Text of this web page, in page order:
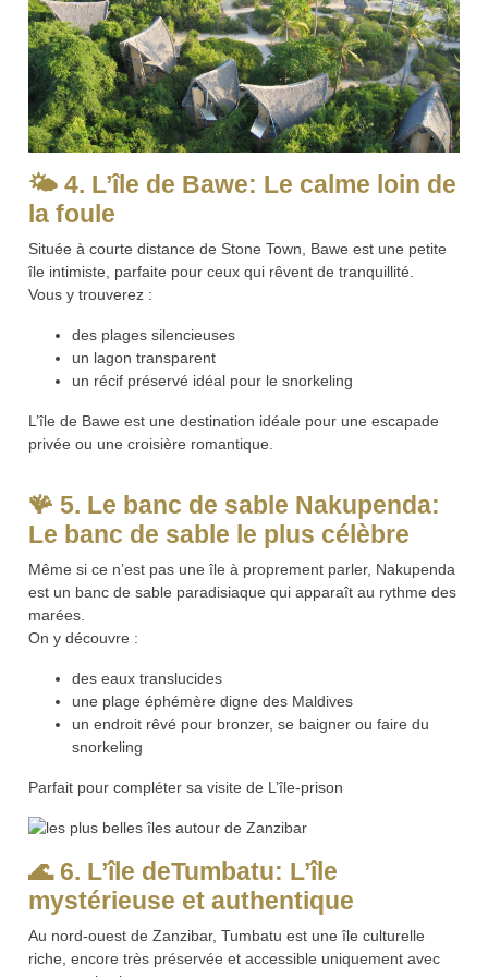
🌤️ 4. L’île de Bawe: Le calme loin de
la foule
Située à courte distance de Stone Town, Bawe est une petite
île intimiste, parfaite pour ceux qui rêvent de tranquillité.
Vous y trouverez :
des plages silencieuses
un lagon transparent
un récif préservé idéal pour le snorkeling
L’île de Bawe est une destination idéale pour une escapade
privée ou une croisière romantique.
🪸 5. Le banc de sable Nakupenda:
Le banc de sable le plus célèbre
Même si ce n’est pas une île à proprement parler, Nakupenda
est un banc de sable paradisiaque qui apparaît au rythme des
marées.
On y découvre :
des eaux translucides
une plage éphémère digne des Maldives
un endroit rêvé pour bronzer, se baigner ou faire du
snorkeling
Parfait pour compléter sa visite de L’île-prison
🌊 6. L’île deTumbatu: L’île
mystérieuse et authentique
Au nord-ouest de Zanzibar, Tumbatu est une île culturelle
riche, encore très préservée et accessible uniquement avec